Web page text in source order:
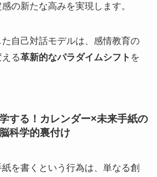
の新たな高みを実現します。
自己対話モデルは、感情教育の
る革新的なパラダイムシフト を
する！カレンダー×未来手紙の
科学的裏付け
を書くという行為は、単なる創